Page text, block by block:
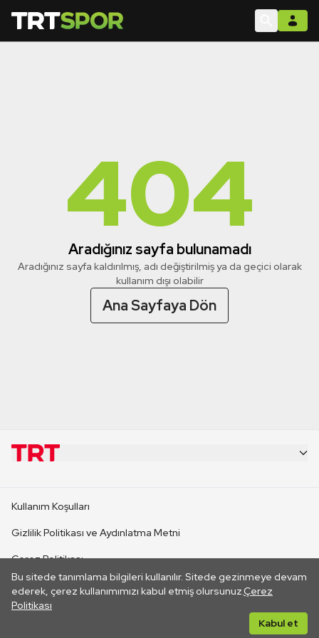
404
Aradığınız sayfa bulunamadı
Aradığınız sayfa kaldırılmış, adı değiştirilmiş ya da geçici olarak
kullanım dışı olabilir
Ana Sayfaya Dön
Bu sitede tanımlama bilgileri kullanılır. Sitede gezinmeye devam
ederek, çerez kullanımımızı kabul etmiş olursunuz.Çerez
Politikası
Kabul et
CANLI YAYINLAR
Kullanım Koşulları
Gizlilik Politikası ve Aydınlatma Metni
Çerez Politikası
İletişim
Her hakkı saklıdır. ©2026 TRT. Bağlantı yoluyla gidilen dış